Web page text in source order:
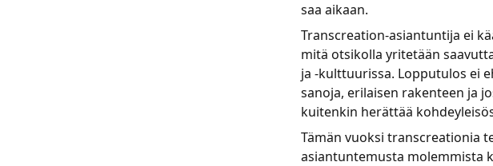
saa aikaan.
Transcreation-asiantuntija ei
mitä otsikolla yritetään
ja -kulttuurissa. Lopputulos ei
sanoja, erilaisen rakenteen ja
kuitenkin herättää
Tämän vuoksi transcreationia
asiantuntemusta molemmista